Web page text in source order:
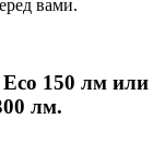
вами.
150 лм
лм.